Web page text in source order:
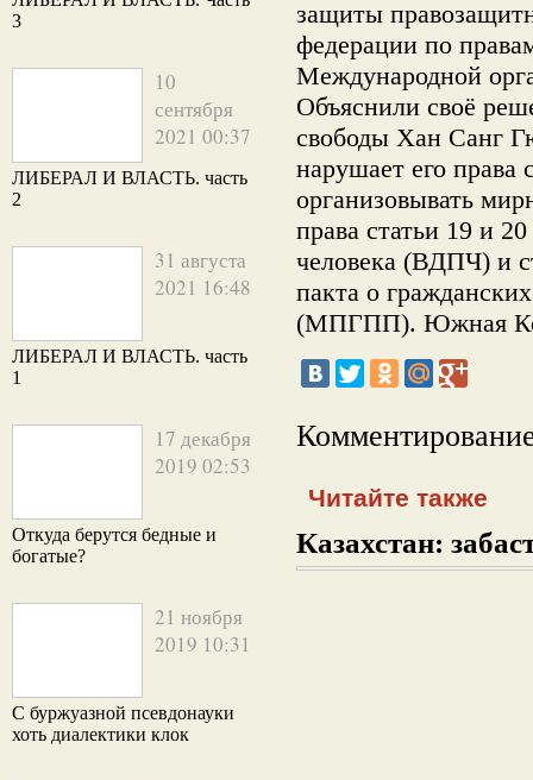
3
10
сентября
2021 00:37
ЛИБЕРАЛ И ВЛАСТЬ. часть
2
31 августа
2021 16:48
ЛИБЕРАЛ И ВЛАСТЬ. часть
1
17 декабря
2019 02:53
Откуда берутся бедные и
богатые?
21 ноября
2019 10:31
С буржуазной псевдонауки
хоть диалектики клок
защиты
федерации по
Международной
Объяснили своё
свободы Хан Санг
нарушает его права
организовывать
права статьи 19 и
человека (ВДПЧ) и
пакта о
(МПГПП). Южная
Читайте также
Казахстан: